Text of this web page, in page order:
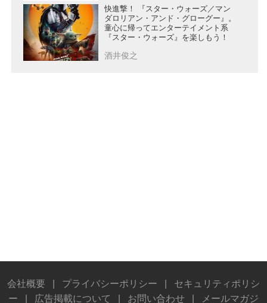
快進撃！ 『スター・ウォーズ／マン
ダロリアン・アンド・グローグー』。
童心に帰ってエンターテイメント系
『スター・ウォーズ』を楽しもう！
酒井俊之
会社概要 プライバシーポリシー
セキュリティポリシ
ー
広告掲載について お問い合わせ メールマガジ